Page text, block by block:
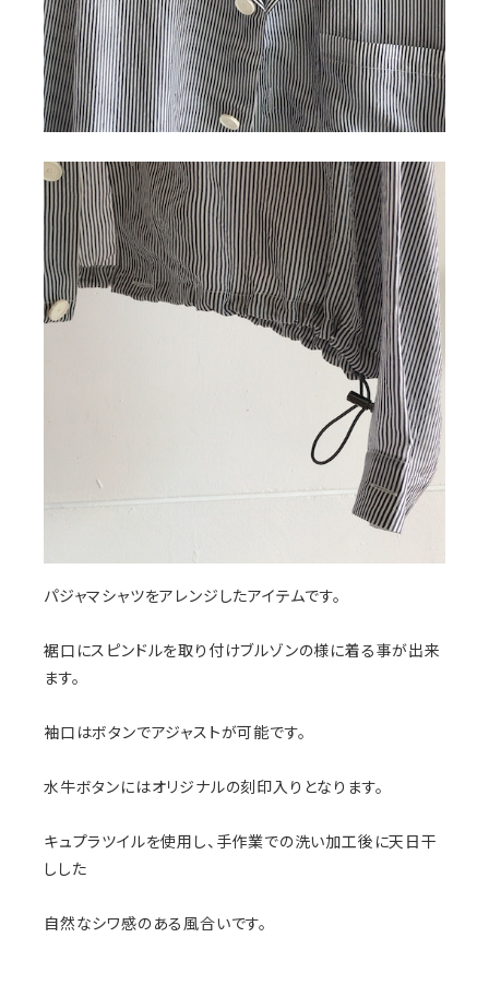
パジャマシャツをアレンジしたアイテムです。
裾口にスピンドルを取り付けブルゾンの様に着る事が出来
ます。
袖口はボタンでアジャストが可能です。
水牛ボタンにはオリジナルの刻印入りとなります。
キュプラツイルを使用し、手作業での洗い加工後に天日干
しした
自然なシワ感のある風合いです。